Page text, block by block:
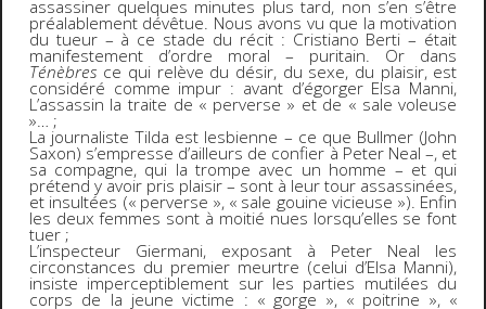
assassiner quelques minutes plus tard, non s’en s’être
préalablement dévêtue. Nous avons vu que la motivation
du tueur – à ce stade du récit : Cristiano Berti – était
manifestement d’ordre moral – puritain. Or dans
Ténèbres ce qui relève du désir, du sexe, du plaisir, est
considéré comme impur : avant d’égorger Elsa Manni,
L’assassin la traite de « perverse » et de « sale voleuse
»… ;
La journaliste Tilda est lesbienne – ce que Bullmer (John
Saxon) s’empresse d’ailleurs de confier à Peter Neal –, et
sa compagne, qui la trompe avec un homme – et qui
prétend y avoir pris plaisir – sont à leur tour assassinées,
et insultées (« perverse », « sale gouine vicieuse »). Enfin
les deux femmes sont à moitié nues lorsqu’elles se font
tuer ;
L’inspecteur Giermani, exposant à Peter Neal les
circonstances du premier meurtre (celui d’Elsa Manni),
insiste imperceptiblement sur les parties mutilées du
corps de la jeune victime : « gorge », « poitrine », «